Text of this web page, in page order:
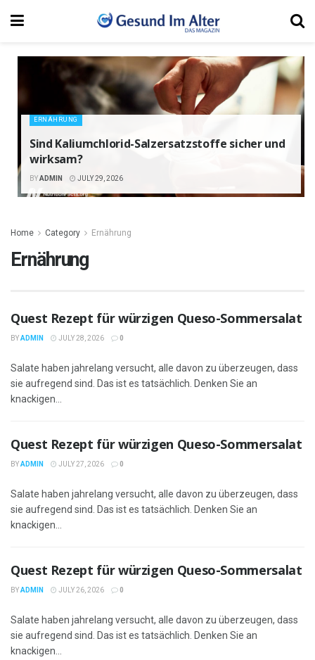
ERNÄHRUNG
Sind Kaliumchlorid-Salzersatzstoffe sicher und
wirksam?
BYADMIN JULY 29, 2026
Home Category Ernährung
Ernährung
Quest Rezept für würzigen Queso-Sommersalat
BYADMIN JULY 28, 2026 0
Salate haben jahrelang versucht, alle davon zu überzeugen, dass
sie aufregend sind. Das ist es tatsächlich. Denken Sie an
knackigen...
Quest Rezept für würzigen Queso-Sommersalat
BYADMIN JULY 27, 2026 0
Salate haben jahrelang versucht, alle davon zu überzeugen, dass
sie aufregend sind. Das ist es tatsächlich. Denken Sie an
knackigen...
Quest Rezept für würzigen Queso-Sommersalat
BYADMIN JULY 26, 2026 0
Salate haben jahrelang versucht, alle davon zu überzeugen, dass
sie aufregend sind. Das ist es tatsächlich. Denken Sie an
knackigen...